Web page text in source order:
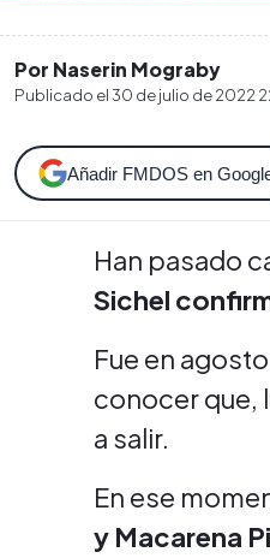
Por Naserin Mograby
Publicado el30 de julio de 2022
Añadir FMDOS en
Han pasado
Sichel
Fue en
conocer que,
a salir.
En ese
y Macarena